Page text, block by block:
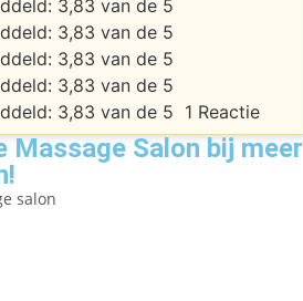
1 Reactie
Massage Salon bij meer
salon